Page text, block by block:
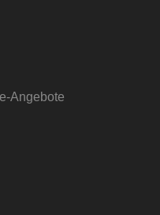
Angebote